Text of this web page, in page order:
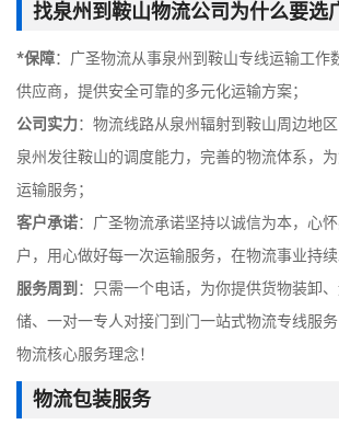
找泉州到鞍山物流公司为什么要选
*保障：广圣物流从事泉州到鞍山专线运输工作
供应商，提供安全可靠的多元化运输方案；
公司实力：物流线路从泉州辐射到鞍山周边地
泉州发往鞍山的调度能力，完善的物流体系，
运输服务；
客户承诺：广圣物流承诺坚持以诚信为本，心
户，用心做好每一次运输服务，在物流事业持续
服务周到 ：只需一个电话，为你提供货物装卸
储、一对一专人对接门到门一站式物流专线服
物流核心服务理念！
物流包装服务